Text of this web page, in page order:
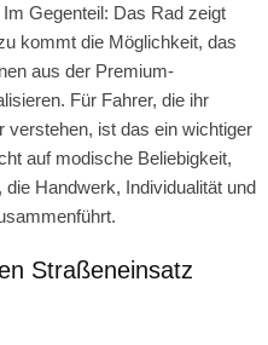
Gegenteil: Das Rad zeigt
kommt die Möglichkeit, das
aus der Premium-
Für Fahrer, die ihr
verstehen, ist das ein wichtiger
auf modische Beliebigkeit,
Handwerk, Individualität und
Straßeneinsatz